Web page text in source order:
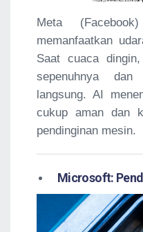
Meta
memanfaatkan
Saat cuaca
sepenuhnya
langsung. AI
cukup aman dan
pendinginan mesin.
Microsoft: